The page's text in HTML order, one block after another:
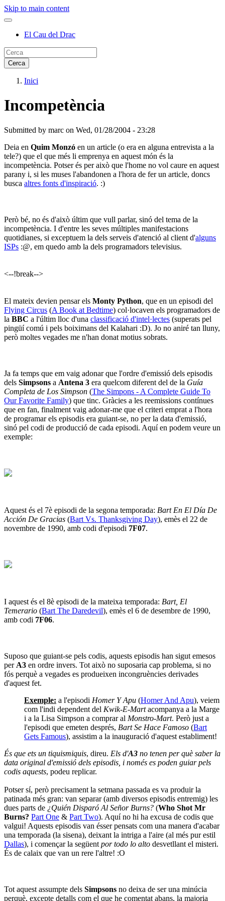
Skip to main content
El Cau del Drac
Inici
Incompetència
Submitted by marc on Wed, 01/28/2004 - 23:28
Deia en Quim Monzó en un article (o era en alguna entrevista a la
tele?) que el que més li emprenya en aquest món és la
incompetència. Potser és per això que l'home no vol caure en aquest
parany i, si les muses l'abandonen a l'hora de fer un article, doncs
busca altres fonts d'inspiració. :)
Però bé, no és d'això últim que vull parlar, sinó del tema de la
incompetència. I d'entre les seves múltiples manifestacions
quotidianes, si exceptuem la dels serveis d'atenció al client d'alguns
ISPs :@, em quedo amb la dels programadors televisius.
<--!break-->
El mateix devien pensar els Monty Python, que en un episodi del
Flying Circus (A Book at Bedtime) col·locaven els programadors de
la BBC a l'últim lloc d'una classificació d'intel·lectes (superats pel
pingüí comú i pels boiximans del Kalahari :D). Jo no aniré tan lluny,
però moltes vegades me n'han donat motius sobrats.
Ja fa temps que em vaig adonar que l'ordre d'emissió dels episodis
dels Simpsons a Antena 3 era quelcom diferent del de la Guía
Completa de Los Simpson (The Simpons - A Complete Guide To
Our Favorite Family) que tinc. Gràcies a les reemissions contínues
que en fan, finalment vaig adonar-me que el criteri emprat a l'hora
de programar els episodis era guiant-se, no per la data d'emissió,
sinó pel codi de producció de cada episodi. Aquí en podem veure un
exemple:
Aquest és el 7è episodi de la segona temporada: Bart En El Día De
Acción De Gracias (Bart Vs. Thanksgiving Day), emès el 22 de
novembre de 1990, amb codi d'episodi 7F07.
I aquest és el 8è episodi de la mateixa temporada: Bart, El
Temerario (Bart The Daredevil), emès el 6 de desembre de 1990,
amb codi 7F06.
Suposo que guiant-se pels codis, aquests episodis han sigut emesos
per A3 en ordre invers. Tot això no suposaria cap problema, si no
fós perquè a vegades es produeixen incongruències derivades
d'aquest fet.
Exemple: a l'episodi Homer Y Apu (Homer And Apu), veiem
com l'indi dependent del Kwik-E-Martacompanya a la Marge
i a la Lisa Simpson a comprar al Monstro-Mart. Però just a
l'episodi que emeten després, Bart Se Hace Famoso (Bart
Gets Famous), assistim a la inauguració d'aquest establiment!
És que ets un tiquismiquis, direu. Els d'A3 no tenen per què saber la
data original d'emissió dels episodis, i només es poden guiar pels
codis aquests, podeu replicar.
Potser sí, però precisament la setmana passada es va produir la
patinada més gran: van separar (amb diversos episodis entremig) les
dues parts de ¿Quién Disparó Al Señor Burns? (Who Shot Mr
Burns? Part One & Part Two). Aquí no hi ha excusa de codis que
valgui! Aquests episodis van ésser pensats com una manera d'acabar
una temporada (la sisena), deixant la intriga a l'aire (al més pur estil
Dallas), i començar la següent por todo lo alto desvetllant el misteri.
És de calaix que van un rere l'altre! :O
Tot aquest assumpte dels Simpsons no deixa de ser una minúcia
perquè, excepte detalls com el que he comentat abans, la majoria